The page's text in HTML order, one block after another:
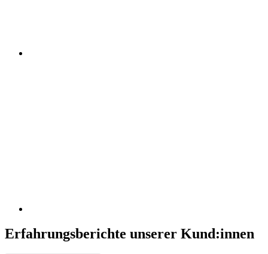
Erfahrungsberichte unserer Kund:innen